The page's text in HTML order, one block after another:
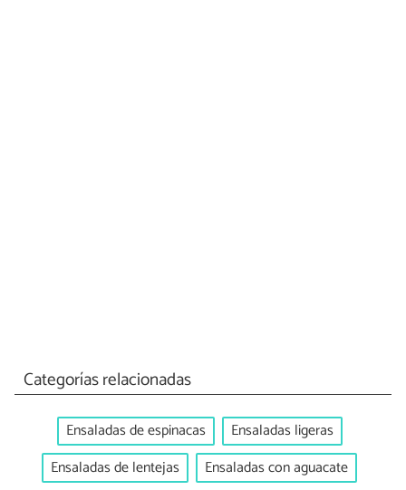
Categorías relacionadas
Ensaladas de espinacas
Ensaladas ligeras
Ensaladas de lentejas
Ensaladas con aguacate